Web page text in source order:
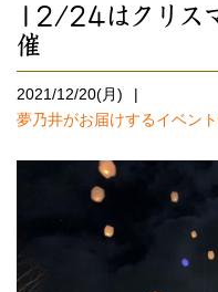
12/24はクリス
催
2021/12/20(月)
夢乃井がお届けするイベン